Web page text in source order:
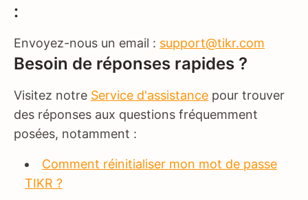
:
Envoyez-nous un email : support@tikr.com
Besoin de réponses rapides ?
Visitez notre Service d'assistance pour trouver
des réponses aux questions fréquemment
posées, notamment :
Comment réinitialiser mon mot de passe
TIKR ?